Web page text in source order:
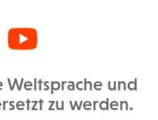
Weltsprache und
zu werden.